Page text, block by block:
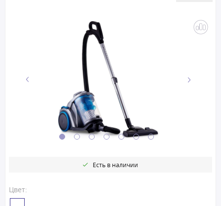
Цвет:
Есть в наличии